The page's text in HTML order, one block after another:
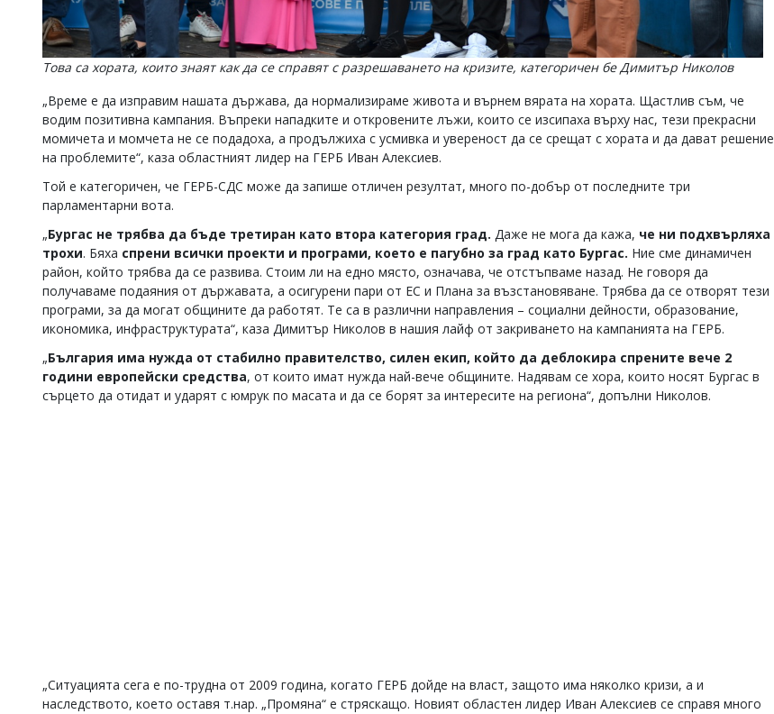
Това са хората, които знаят как да се справят с разрешаването на кризите, категоричен бе Димитър Николов
„Време е да изправим нашата държава, да нормализираме живота и върнем вярата на хората. Щастлив съм, че
водим позитивна кампания. Въпреки нападките и откровените лъжи, които се изсипаха върху нас, тези прекрасни
момичета и момчета не се подадоха, а продължиха с усмивка и увереност да се срещат с хората и да дават решение
на проблемите“, каза областният лидер на ГЕРБ Иван Алексиев.
Той е категоричен, че ГЕРБ-СДС може да запише отличен резултат, много по-добър от последните три
парламентарни вота.
„Бургас не трябва да бъде третиран като втора категория град. Даже не мога да кажа, че ни подхвърляха
трохи. Бяха спрени всички проекти и програми, което е пагубно за град като Бургас. Ние сме динамичен
район, който трябва да се развива. Стоим ли на едно място, означава, че отстъпваме назад. Не говоря да
получаваме подаяния от държавата, а осигурени пари от ЕС и Плана за възстановяване. Трябва да се отворят тези
програми, за да могат общините да работят. Те са в различни направления – социални дейности, образование,
икономика, инфраструктурата“, каза Димитър Николов в нашия лайф от закриването на кампанията на ГЕРБ.
„България има нужда от стабилно правителство, силен екип, който да деблокира спрените вече 2
години европейски средства, от които имат нужда най-вече общините. Надявам се хора, които носят Бургас в
сърцето да отидат и ударят с юмрук по масата и да се борят за интересите на региона“, допълни Николов.
„Ситуацията сега е по-трудна от 2009 година, когато ГЕРБ дойде на власт, защото има няколко кризи, а и
наследството, което оставя т.нар. „Промяна“ е стряскащо. Новият областен лидер Иван Алексиев се справя много